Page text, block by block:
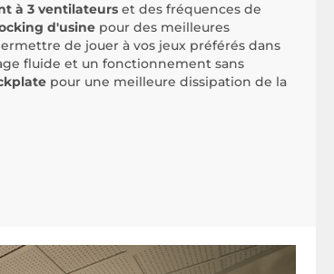
à 3 ventilateurs et des fréquences de
d'usine pour des meilleures
de jouer à vos jeux préférés dans
fluide et un fonctionnement sans
pour une meilleure dissipation de la